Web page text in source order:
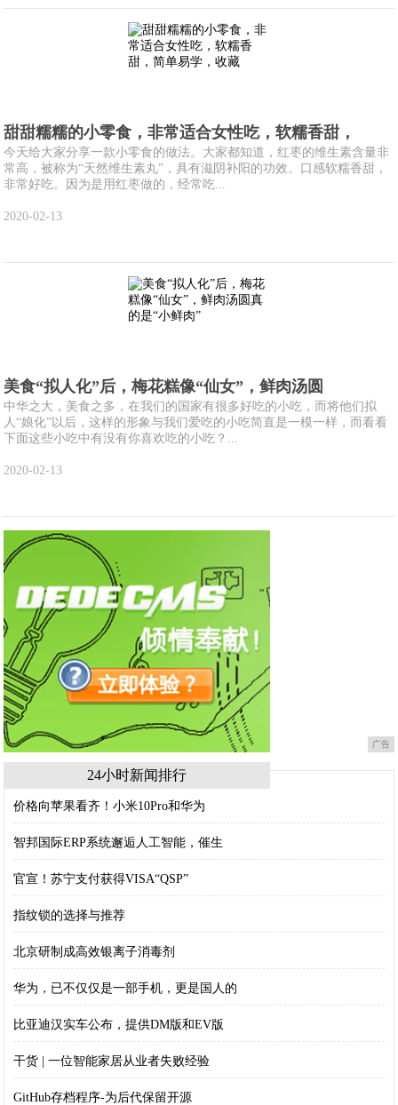
甜甜糯糯的小零食，非常适合女性吃，软糯香甜，
今天给大家分享一款小零食的做法。大家都知道，红枣的维生素含量非
常高，被称为“天然维生素丸”，具有滋阴补阳的功效。口感软糯香甜，
非常好吃。因为是用红枣做的，经常吃...
2020-02-13
美食“拟人化”后，梅花糕像“仙女”，鲜肉汤圆
中华之大，美食之多，在我们的国家有很多好吃的小吃，而将他们拟
人“娘化”以后，这样的形象与我们爱吃的小吃简直是一模一样，而看看
下面这些小吃中有没有你喜欢吃的小吃？...
2020-02-13
广告
24小时新闻排行
价格向苹果看齐！小米10Pro和华为
智邦国际ERP系统邂逅人工智能，催生
官宣！苏宁支付获得VISA“QSP”
指纹锁的选择与推荐
北京研制成高效银离子消毒剂
华为，已不仅仅是一部手机，更是国人的
比亚迪汉实车公布，提供DM版和EV版
干货 | 一位智能家居从业者失败经验
GitHub存档程序-为后代保留开源